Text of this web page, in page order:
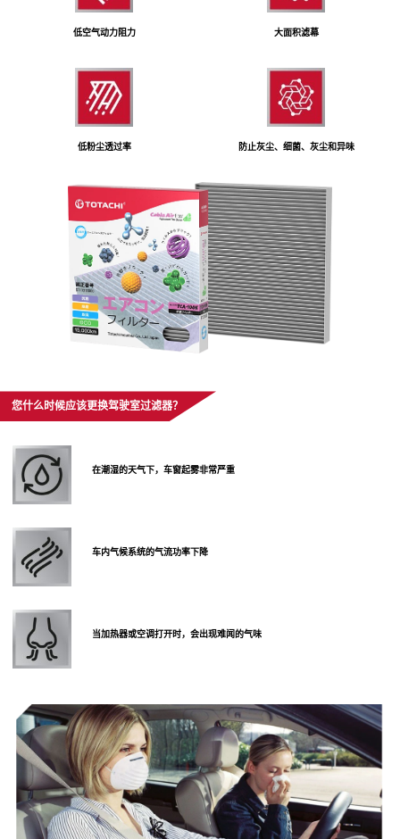
低空气动力阻力 大面积滤幕
低粉尘透过率 防止灰尘、细菌、灰尘和异味
您什么时候应该更换驾驶室过滤器？
在潮湿的天气下，车窗起雾非常严重
车内气候系统的气流功率下降
当加热器或空调打开时，会出现难闻的气味